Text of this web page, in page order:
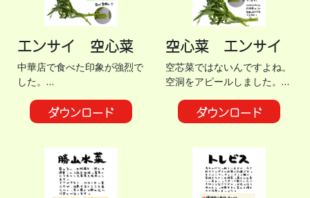
エンサイ 空心菜
中華店で食べた印象が強烈で
した。…
ダウンロード
空心菜 エンサイ
空芯菜ではないんですよね。
空洞をアピールしました。…
ダウンロード